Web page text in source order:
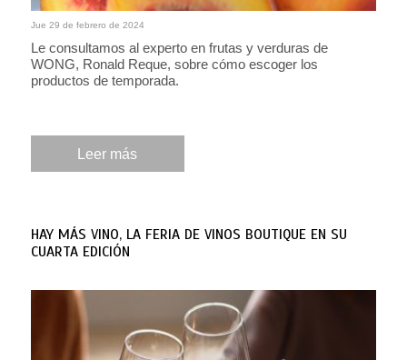
Jue 29 de febrero de 2024
Le consultamos al experto en frutas y verduras de
WONG, Ronald Reque, sobre cómo escoger los
productos de temporada.
Leer más
HAY MÁS VINO, LA FERIA DE VINOS BOUTIQUE EN SU
CUARTA EDICIÓN